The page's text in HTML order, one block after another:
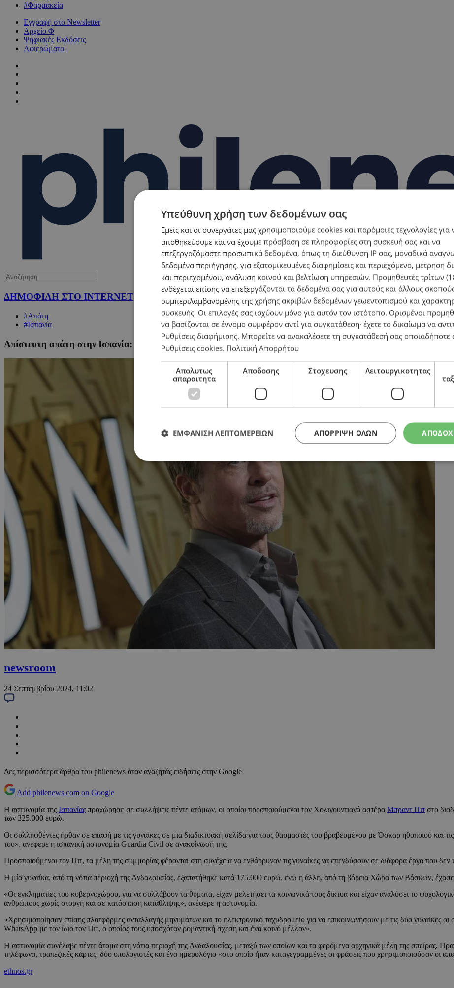
#Φαρμακεία
Εγγραφή στο Newsletter
Αρχείο Φ
Ψηφιακές Εκδόσεις
Αφιερώματα
ΔΗΜΟΦΙΛΗ ΣΤΟ INTERNET
#Απάτη
#Ισπανία
Απίστευτη απάτη στην Ισπανία: Παρίσταναν τον Μπραντ Πιτ και απέσπασαν από δύο γυναίκες 325.000 ευρώ
newsroom
24 Σεπτεμβρίου 2024, 11:02
Δες περισσότερα άρθρα του philenews όταν αναζητάς ειδήσεις στην Google
Add philenews.com on Google
Η αστυνομία της Ισπανίας προχώρησε σε συλλήψεις πέντε ατόμων, οι οποίοι προσποιούμενοι τον Χολιγουντιανό αστέρα Μπραντ Πιτ στο
των 325.000 ευρώ.
Οι συλληφθέντες ήρθαν σε επαφή με τις γυναίκες σε μια διαδικτυακή σελίδα για τους θαυμαστές του βραβευμένου με Όσκαρ ηθοποιού και
του», ανέφερε η ισπανική αστυνομία Guardia Civil σε ανακοίνωσή της.
Προσποιούμενοι τον Πιτ, τα μέλη της συμμορίας φέρονται στη συνέχεια να ενθάρρυναν τις γυναίκες να επενδύσουν σε διάφορα έργα που δεν
Η μία γυναίκα, από τη νότια περιοχή της Ανδαλουσίας, εξαπατήθηκε κατά 175.000 ευρώ, ενώ η άλλη, από τη βόρεια Χώρα των Βάσκων,
«Οι εγκληματίες του κυβερνοχώρου, για να συλλάβουν τα θύματα, είχαν μελετήσει τα κοινωνικά τους δίκτυα και είχαν αναλύσει το
ανθρώπους χωρίς στοργή και σε κατάσταση κατάθλιψης», ανέφερε η αστυνομία.
«Χρησιμοποίησαν επίσης πλατφόρμες ανταλλαγής μηνυμάτων και το ηλεκτρονικό ταχυδρομείο για να επικοινωνήσουν με τις δύο γυναίκες
WhatsApp με τον ίδιο τον Πιτ, ο οποίος τους υποσχόταν ρομαντική σχέση και ένα κοινό μέλλον».
Η αστυνομία συνέλαβε πέντε άτομα στη νότια περιοχή της Ανδαλουσίας, μεταξύ των οποίων και τα φερόμενα αρχηγικά μέλη της σπείρας.
τηλέφωνα, τραπεζικές κάρτες, δύο υπολογιστές και ένα ημερολόγιο «στο οποίο ήταν καταγεγραμμένες οι φράσεις που χρησιμοποιούσαν οι
ethnos.gr
Υπεύθυνη χρήση των δεδομένων σας
Εμείς και οι συνεργάτες μας χρησιμοποιούμε cookies και παρόμοιες τεχνολογίες για
αποθηκεύουμε και να έχουμε πρόσβαση σε πληροφορίες στη συσκευή σας και να
επεξεργαζόμαστε προσωπικά δεδομένα, όπως τη διεύθυνση IP σας, μοναδικά
δεδομένα περιήγησης, για εξατομικευμένες διαφημίσεις και περιεχόμενο, μέτρηση
και περιεχομένου, ανάλυση κοινού και βελτίωση υπηρεσιών. Προμηθευτές τρίτων
ενδέχεται επίσης να επεξεργάζονται τα δεδομένα σας για αυτούς και άλλους
συμπεριλαμβανομένης της χρήσης ακριβών δεδομένων γεωεντοπισμού και
συσκευής. Οι επιλογές σας ισχύουν μόνο για αυτόν τον ιστότοπο. Ορισμένοι
να βασίζονται σε έννομο συμφέρον αντί για συγκατάθεση· έχετε το δικαίωμα να
Ρυθμίσεις διαφήμισης. Μπορείτε να ανακαλέσετε τη συγκατάθεσή σας οποιαδήποτε
Ρυθμίσεις cookies. Πολιτική Απορρήτου
Απολυτως
απαραιτητα
Αποδοσης Στοχευσης Λειτουργικοτητας
ΑΠΌΡΡΙΨΗ ΌΛΩΝ
ΕΜΦΑΝΙΣΗ ΛΕΠΤΟΜΕΡΕΙΩΝ